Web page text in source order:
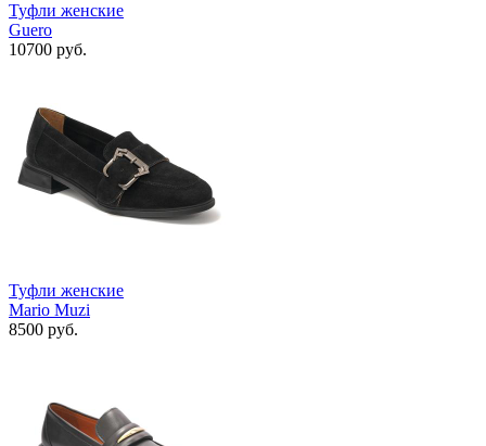
Туфли женские
Guero
10700 руб.
Туфли женские
Mario Muzi
8500 руб.